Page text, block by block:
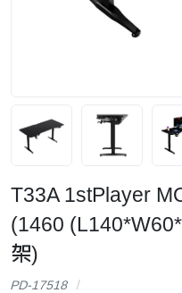
T33A 1stPlayer
(1460
架)
PD-17518